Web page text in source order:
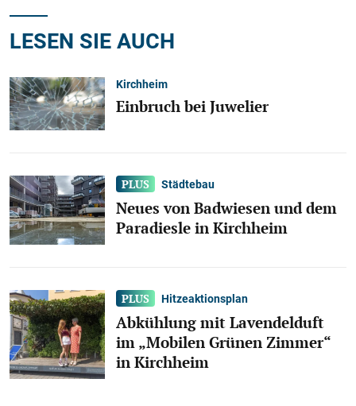
LESEN SIE AUCH
Kirchheim
Einbruch bei Juwelier
Städtebau
Neues von Badwiesen und dem
Paradiesle in Kirchheim
Hitzeaktionsplan
Abkühlung mit Lavendelduft
im „Mobilen Grünen Zimmer“
in Kirchheim